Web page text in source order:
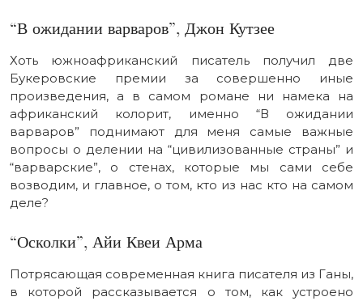
“В ожидании варваров”, Джон Кутзее
Хоть южноафриканский писатель получил две
Букеровские премии за совершенно иные
произведения, а в самом романе ни намека на
африканский колорит, именно “В ожидании
варваров” поднимают для меня самые важные
вопросы о делении на “цивилизованные страны” и
“варварские”, о стенах, которые мы сами себе
возводим, и главное, о том, кто из нас кто на самом
деле?
“Осколки”, Айи Квеи Арма
Потрясающая современная книга писателя из Ганы,
в которой рассказывается о том, как устроено